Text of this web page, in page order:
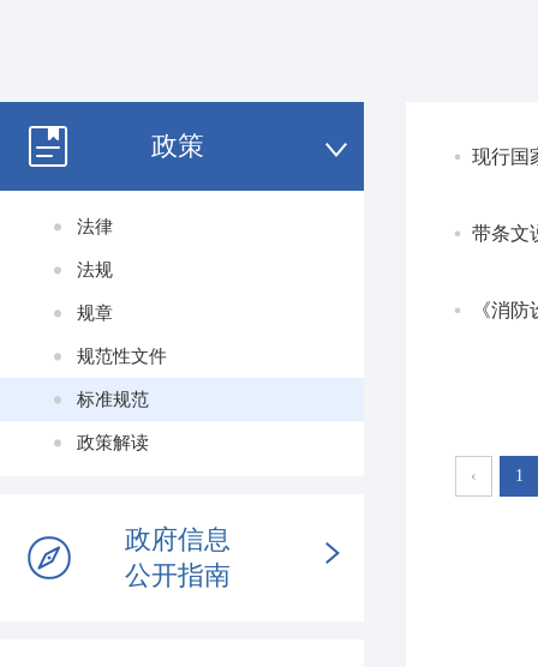
政策
法律
法规
规章
规范性文件
标准规范
政策解读
政府信息
公开指南
现行国
带条文
《消
‹ 1